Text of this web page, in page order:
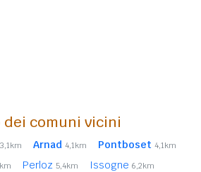
dei comuni vicini
3,1km Arnad 4,1km Pontboset 4,1km
Perloz 5,4km Issogne 6,2km